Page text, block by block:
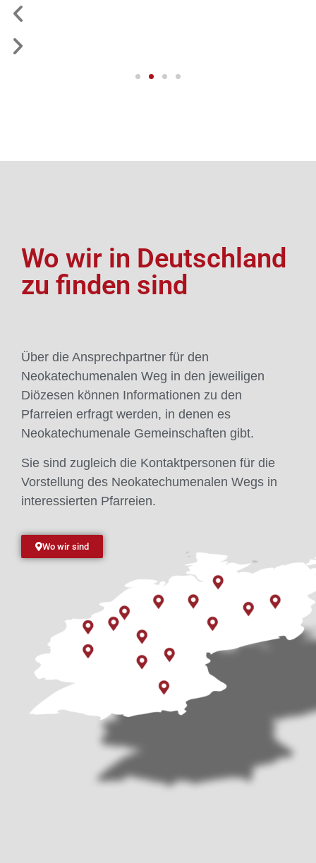
Wo wir in Deutschland
zu finden sind
Über die Ansprechpartner für den
Neokatechumenalen Weg in den jeweiligen
Diözesen können Informationen zu den
Pfarreien erfragt werden, in denen es
Neokatechumenale Gemeinschaften gibt.
Sie sind zugleich die Kontaktpersonen für die
Vorstellung des Neokatechumenalen Wegs in
interessierten Pfarreien.
Wo wir sind